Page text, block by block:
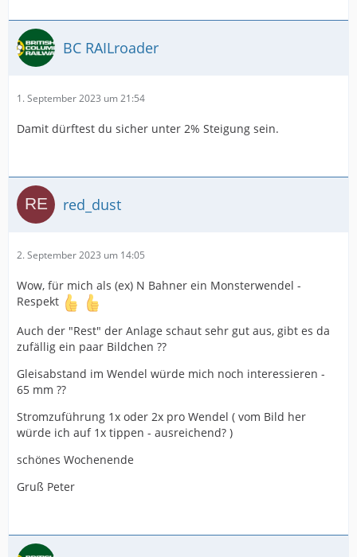
BC RAILroader
1. September 2023 um 21:54
Damit dürftest du sicher unter 2% Steigung sein.
red_dust
2. September 2023 um 14:05
Wow, für mich als (ex) N Bahner ein Monsterwendel -
Respekt
Auch der "Rest" der Anlage schaut sehr gut aus, gibt es da
zufällig ein paar Bildchen ??
Gleisabstand im Wendel würde mich noch interessieren -
65 mm ??
Stromzuführung 1x oder 2x pro Wendel ( vom Bild her
würde ich auf 1x tippen - ausreichend? )
schönes Wochenende
Gruß Peter